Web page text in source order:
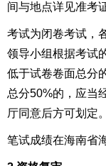
间与地点详见准考
考试为闭卷考试，
领导小组根据考试
低于试卷卷面总分
总分50%的，应当
厅同意后方可划定。
笔试成绩在海南省